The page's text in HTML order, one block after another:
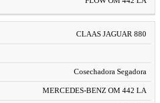
CLAAS JAGUAR 880
Cosechadora Segadora
MERCEDES-BENZ OM 442 LA